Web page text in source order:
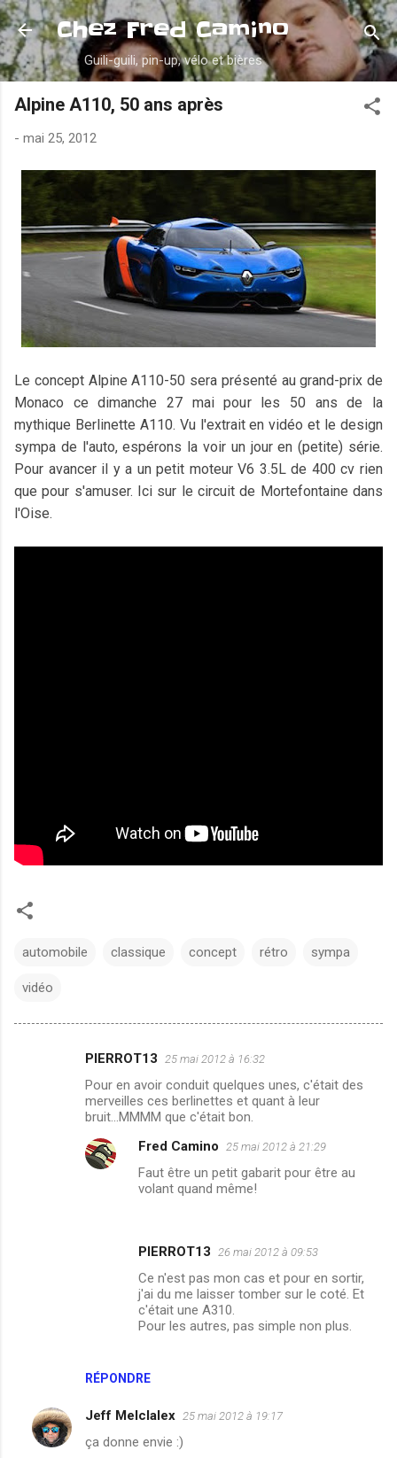
Accéder au contenu principal
Chez Fred Camino
Guili-guili, pin-up, vélo et bières
Alpine A110, 50 ans après
- mai 25, 2012
Le concept Alpine A110-50 sera présenté au grand-prix de
Monaco ce dimanche 27 mai pour les 50 ans de la
mythique Berlinette A110. Vu l'extrait en vidéo et le design
sympa de l'auto, espérons la voir un jour en (petite) série.
Pour avancer il y a un petit moteur V6 3.5L de 400 cv rien
que pour s'amuser. Ici sur le circuit de Mortefontaine dans
l'Oise.
automobile classique concept rétro sympa
vidéo
PIERROT13 25 mai 2012 à 16:32
Pour en avoir conduit quelques unes, c'était des
merveilles ces berlinettes et quant à leur
bruit...MMMM que c'était bon.
RÉPONDRE
Fred Camino 25 mai 2012 à 21:29
Faut être un petit gabarit pour être au
volant quand même!
PIERROT13 26 mai 2012 à 09:53
Ce n'est pas mon cas et pour en sortir,
j'ai du me laisser tomber sur le coté. Et
c'était une A310.
Pour les autres, pas simple non plus.
Jeff Melclalex 25 mai 2012 à 19:17
ça donne envie :)